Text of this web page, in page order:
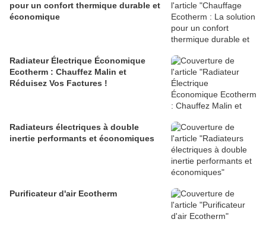
pour un confort thermique durable et
économique
Radiateur Électrique Économique
Ecotherm : Chauffez Malin et
Réduisez Vos Factures !
Radiateurs électriques à double
inertie performants et économiques
Purificateur d'air Ecotherm